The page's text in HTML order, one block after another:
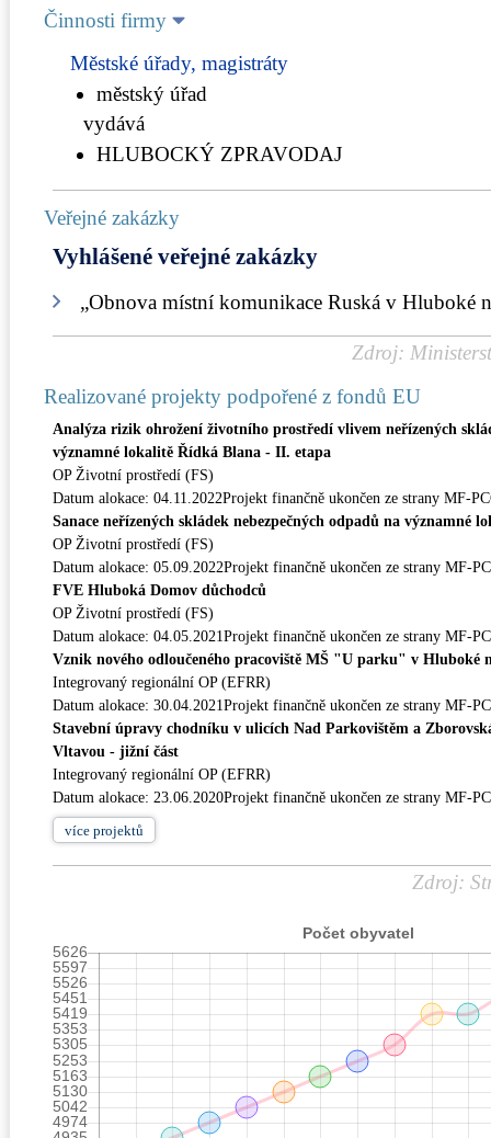
Činnosti firmy
Městské úřady, magistráty
městský úřad
vydává
HLUBOCKÝ ZPRAVODAJ
Veřejné zakázky
Vyhlášené veřejné zakázky
„Obnova místní komunikace Ruská v Hluboké
Zdroj:
Realizované projekty podpořené z fondů EU
Analýza rizik ohrožení životního prostředí vlivem neřízených
významné lokalitě Řídká Blana - II. etapa
OP Životní prostředí (FS)
Datum alokace: 04.11.2022Projekt finančně ukončen ze strany MF-
Sanace neřízených skládek nebezpečných odpadů na významné
OP Životní prostředí (FS)
Datum alokace: 05.09.2022Projekt finančně ukončen ze strany MF-
FVE Hluboká Domov důchodců
OP Životní prostředí (FS)
Datum alokace: 04.05.2021Projekt finančně ukončen ze strany MF-
Vznik nového odloučeného pracoviště MŠ "U parku" v Hluboké
Integrovaný regionální OP (EFRR)
Datum alokace: 30.04.2021Projekt finančně ukončen ze strany MF-
Stavební úpravy chodníku v ulicích Nad Parkovištěm a
Vltavou - jižní část
Integrovaný regionální OP (EFRR)
Datum alokace: 23.06.2020Projekt finančně ukončen ze strany MF-
více projektů
Zdroj: